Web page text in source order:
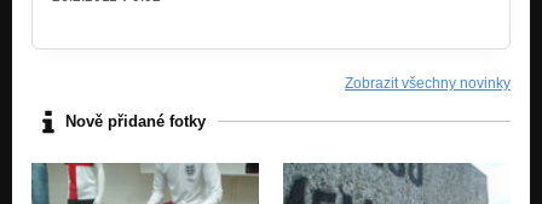
Zobrazit všechny novinky
Nově přidané fotky